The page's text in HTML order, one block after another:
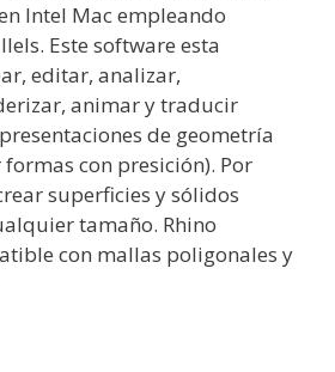
Intel Mac empleando
Este software esta
editar, analizar,
animar y traducir
de geometría
con presición). Por
superficies y sólidos
tamaño. Rhino
con mallas poligonales y